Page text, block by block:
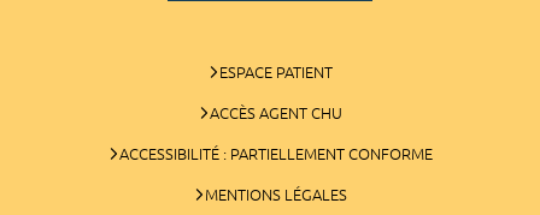
ESPACE PATIENT
ACCÈS AGENT CHU
ACCESSIBILITÉ : PARTIELLEMENT CONFORME
MENTIONS LÉGALES